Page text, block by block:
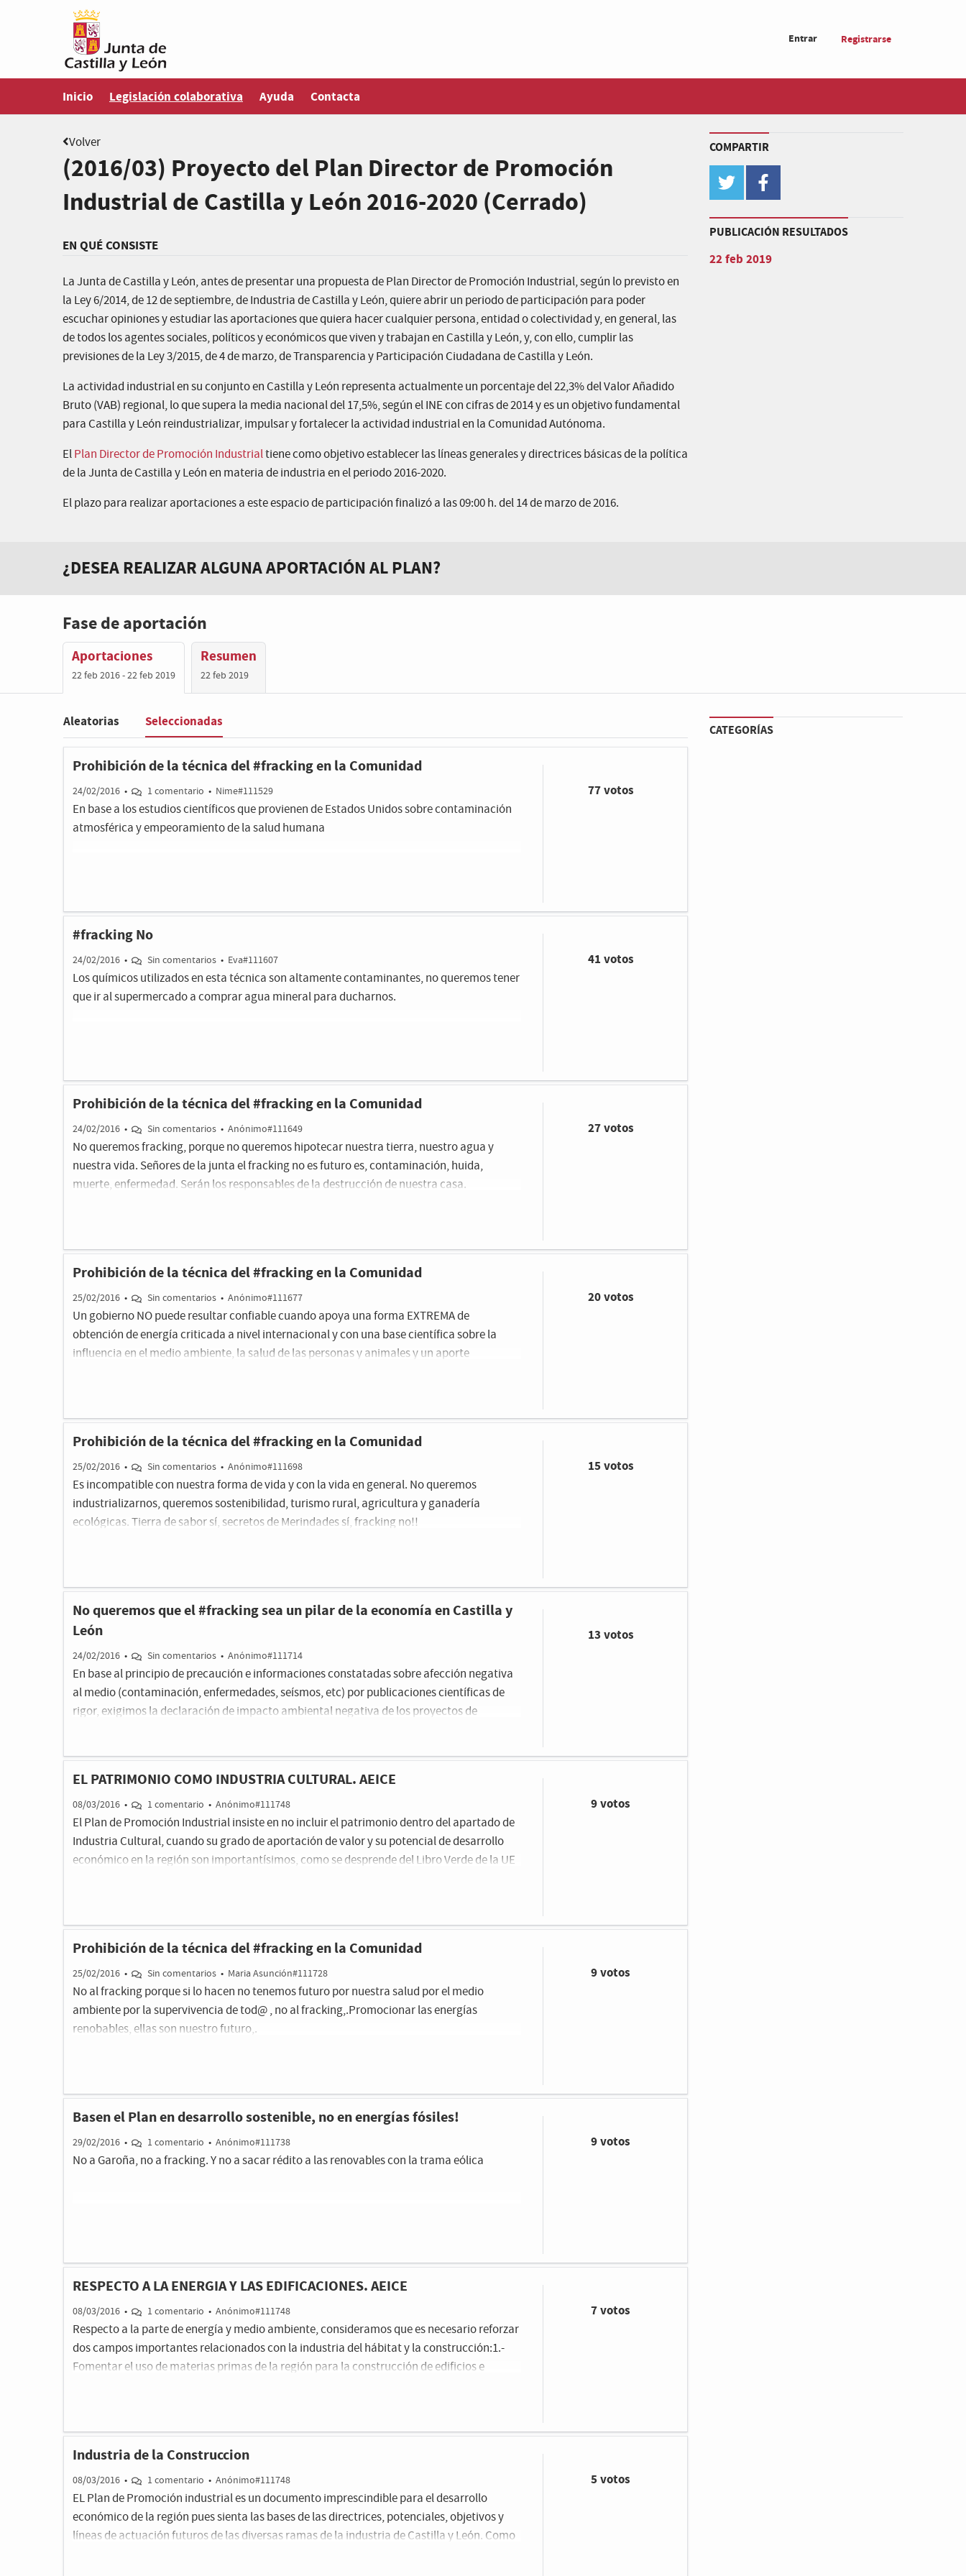
Entrar Registrarse
Inicio
Estás en
Legislación colaborativa Ayuda Contacta
Volver
(2016/03) Proyecto del Plan Director de Promoción
Industrial de Castilla y León 2016-2020 (Cerrado)
EN QUÉ CONSISTE
La Junta de Castilla y León, antes de presentar una propuesta de Plan Director de Promoción Industrial, según lo previsto en
la Ley 6/2014, de 12 de septiembre, de Industria de Castilla y León, quiere abrir un periodo de participación para poder
escuchar opiniones y estudiar las aportaciones que quiera hacer cualquier persona, entidad o colectividad y, en general, las
de todos los agentes sociales, políticos y económicos que viven y trabajan en Castilla y León, y, con ello, cumplir las
previsiones de la Ley 3/2015, de 4 de marzo, de Transparencia y Participación Ciudadana de Castilla y León.
La actividad industrial en su conjunto en Castilla y León representa actualmente un porcentaje del 22,3% del Valor Añadido
Bruto (VAB) regional, lo que supera la media nacional del 17,5%, según el INE con cifras de 2014 y es un objetivo fundamental
para Castilla y León reindustrializar, impulsar y fortalecer la actividad industrial en la Comunidad Autónoma.
ElPlan Director de Promoción Industrialtiene como objetivo establecer las líneas generales y directrices básicas de la política
de la Junta de Castilla y León en materia de industria en el periodo 2016-2020.
El plazo para realizar aportaciones a este espacio de participación finalizó a las 09:00 h. del 14 de marzo de 2016.
COMPARTIR
twitter
PUBLICACIÓN RESULTADOS
22 feb 2019
¿DESEA REALIZAR ALGUNA APORTACIÓN AL PLAN?
Fase de aportación
Aportaciones
22 feb 2016 - 22 feb 2019
Resumen
22 feb 2019
Filter:
Aleatorias Seleccionadas
Prohibición de la técnica del #fracking en la Comunidad
24/02/2016 • 1 comentario • Nime#111529
En base a los estudios científicos que provienen de Estados Unidos sobre contaminación
atmosférica y empeoramiento de la salud humana
77 votos
#fracking No
24/02/2016 • Sin comentarios • Eva#111607
Los químicos utilizados en esta técnica son altamente contaminantes, no queremos tener
que ir al supermercado a comprar agua mineral para ducharnos.
41 votos
Prohibición de la técnica del #fracking en la Comunidad
24/02/2016 • Sin comentarios • Anónimo#111649
No queremos fracking, porque no queremos hipotecar nuestra tierra, nuestro agua y
nuestra vida. Señores de la junta el fracking no es futuro es, contaminación, huida,
muerte, enfermedad. Serán los responsables de la destrucción de nuestra casa.
27 votos
Prohibición de la técnica del #fracking en la Comunidad
25/02/2016 • Sin comentarios • Anónimo#111677
Un gobierno NO puede resultar confiable cuando apoya una forma EXTREMA de
obtención de energía criticada a nivel internacional y con una base científica sobre la
influencia en el medio ambiente, la salud de las personas y animales y un aporte
20 votos
Prohibición de la técnica del #fracking en la Comunidad
25/02/2016 • Sin comentarios • Anónimo#111698
Es incompatible con nuestra forma de vida y con la vida en general. No queremos
industrializarnos, queremos sostenibilidad, turismo rural, agricultura y ganadería
ecológicas. Tierra de sabor sí, secretos de Merindades sí, fracking no!!
15 votos
No queremos que el #fracking sea un pilar de la economía en Castilla y
León
24/02/2016 • Sin comentarios • Anónimo#111714
En base al principio de precaución e informaciones constatadas sobre afección negativa
al medio (contaminación, enfermedades, seísmos, etc) por publicaciones científicas de
rigor, exigimos la declaración de impacto ambiental negativa de los proyectos de
su rechazo.Castilla y León merece otro futuro, y no hipotecarse y apostar por las energías
fósiles.
13 votos
EL PATRIMONIO COMO INDUSTRIA CULTURAL. AEICE
08/03/2016 • 1 comentario • Anónimo#111748
El Plan de Promoción Industrial insiste en no incluir el patrimonio dentro del apartado de
Industria Cultural, cuando su grado de aportación de valor y su potencial de desarrollo
económico en la región son importantísimos, como se desprende del Libro Verde de la UE
trabajando en la creación de valor a partir del patrimonio cultural, con más de 20
empresas y entidades de referencia en la región incluidas en dicho grupo de Patrimonio,
las cuales poseen un profundo conocimiento del sector. Al igual que pasa con la Industria
de la Construcción, entendemos que, si es preciso homogeneizar los CNAES de las
empresas incluidas en este apartado con el objetivo de realizar estadísticas comparativas
a nivel nacional e internacional, debería haber, al menos, un apartado específico
9 votos
Prohibición de la técnica del #fracking en la Comunidad
25/02/2016 • Sin comentarios • Maria Asunción#111728
No al fracking porque si lo hacen no tenemos futuro por nuestra salud por el medio
ambiente por la supervivencia de tod@ , no al fracking,.Promocionar las energías
renobables, ellas son nuestro futuro,.
9 votos
Basen el Plan en desarrollo sostenible, no en energías fósiles!
29/02/2016 • 1 comentario • Anónimo#111738
No a Garoña, no a fracking. Y no a sacar rédito a las renovables con la trama eólica
9 votos
RESPECTO A LA ENERGIA Y LAS EDIFICACIONES. AEICE
08/03/2016 • 1 comentario • Anónimo#111748
Respecto a la parte de energía y medio ambiente, consideramos que es necesario reforzar
dos campos importantes relacionados con la industria del hábitat y la construcción:1.-
Fomentar el uso de materias primas de la región para la construcción de edificios e
consumen el 40 % de la energía total, resulta imprescindible incluir actuaciones
estratégicas sobre los mismos para aprovechar el potencial de mejora de ese sector.
7 votos
Industria de la Construccion
08/03/2016 • 1 comentario • Anónimo#111748
EL Plan de Promoción industrial es un documento imprescindible para el desarrollo
económico de la región pues sienta las bases de las directrices, potenciales, objetivos y
líneas de actuación futuros de las diversas ramas de la industria de Castilla y León. Como
5 votos
CATEGORÍAS